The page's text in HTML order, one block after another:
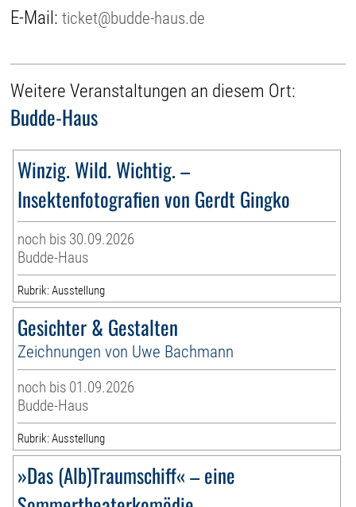
E-Mail:ticket@budde-haus.de
Weitere Veranstaltungen an diesem Ort:
Budde-Haus
Winzig. Wild. Wichtig. –
Insektenfotografien von Gerdt Gingko
noch bis 30.09.2026
Budde-Haus
Rubrik: Ausstellung
Gesichter & Gestalten
Zeichnungen von Uwe Bachmann
noch bis 01.09.2026
Budde-Haus
Rubrik: Ausstellung
»Das (Alb)Traumschiff« – eine